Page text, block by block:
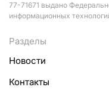
77-71671 выдано
информационных
Разделы
Новости
Контакты